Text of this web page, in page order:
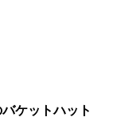
ケットハット